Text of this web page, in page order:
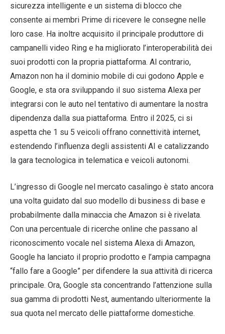
sicurezza intelligente e un sistema di blocco che
consente ai membri Prime di ricevere le consegne nelle
loro case. Ha inoltre acquisito il principale produttore di
campanelli video Ring e ha migliorato l’interoperabilità dei
suoi prodotti con la propria piattaforma. Al contrario,
Amazon non ha il dominio mobile di cui godono Apple e
Google, e sta ora sviluppando il suo sistema Alexa per
integrarsi con le auto nel tentativo di aumentare la nostra
dipendenza dalla sua piattaforma. Entro il 2025, ci si
aspetta che 1 su 5 veicoli offrano connettività internet,
estendendo l’influenza degli assistenti AI e catalizzando
la gara tecnologica in telematica e veicoli autonomi.
L’ingresso di Google nel mercato casalingo è stato ancora
una volta guidato dal suo modello di business di base e
probabilmente dalla minaccia che Amazon si è rivelata.
Con una percentuale di ricerche online che passano al
riconoscimento vocale nel sistema Alexa di Amazon,
Google ha lanciato il proprio prodotto e l’ampia campagna
“fallo fare a Google” per difendere la sua attività di ricerca
principale. Ora, Google sta concentrando l’attenzione sulla
sua gamma di prodotti Nest, aumentando ulteriormente la
sua quota nel mercato delle piattaforme domestiche.